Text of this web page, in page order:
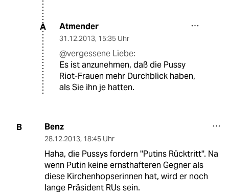
A Atmender
31.12.2013, 15:35 Uhr
@vergessene Liebe:
Es ist anzunehmen, daß die Pussy
Riot-Frauen mehr Durchblick haben,
als Sie ihn je hatten.
B Benz
28.12.2013, 18:45 Uhr
Haha, die Pussys fordern ''Putins Rücktritt''. Na
wenn Putin keine ernsthafteren Gegner als
diese Kirchenhopserinnen hat, wird er noch
lange Präsident RUs sein.